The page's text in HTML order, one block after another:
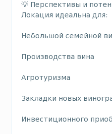
💡 Перспективы и
Локация идеальна для:
Небольшой семейной
Производства вина
Агротуризма
Закладки новых
Инвестиционного